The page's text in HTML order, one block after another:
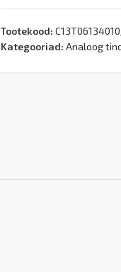
Tootekood:
Kategooriad: Analoog